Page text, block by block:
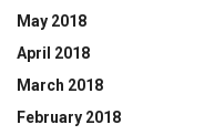
May 2018
April 2018
March 2018
February 2018